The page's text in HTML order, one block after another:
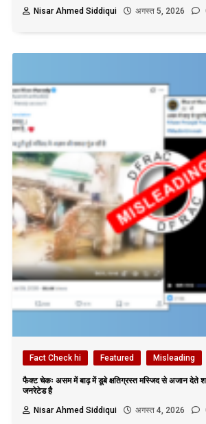
Nisar Ahmed Siddiqui अगस्त 5, 2026
Fact Check hi Featured Misleading
फैक्ट चेकः असम में बाढ़ में डूबे क्षतिग्रस्त मस्जिद से अजान देते
जनरेटेड है
Nisar Ahmed Siddiqui
अगस्त 4, 2026